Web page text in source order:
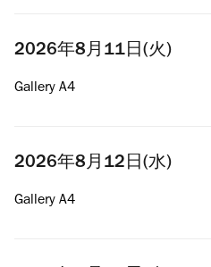
2026年8月11日(火)
Gallery A4
2026年8月12日(水)
Gallery A4